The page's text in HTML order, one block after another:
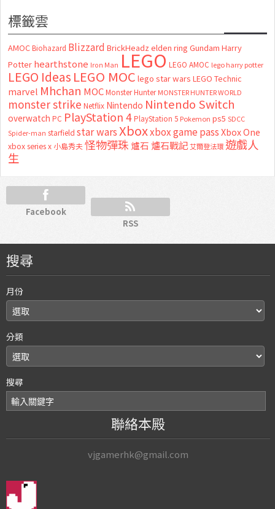
標籤雲
AMOC Biohazard Blizzard BrickHeadz elden ring Gundam Harry
Potter hearthstone Iron Man LEGO LEGO AMOC lego harry potter
LEGO Ideas LEGO MOC lego star wars LEGO Technic
marvel Mhchan MOC Monster Hunter MONSTER HUNTER WORLD
monster strike Netflix Nintendo Nintendo Switch
overwatch PC PlayStation 4 PlayStation 5 Pokemon ps5 SDCC
Spider-man starfield star warsXboxxbox game passXbox One
xbox series x 小島秀夫怪物彈珠 爐石 爐石戰記艾爾登法環 遊戲人
生
Facebook
RSS
搜尋
月份
分類
搜尋
聯絡本殿
vjgamerhk@gmail.com